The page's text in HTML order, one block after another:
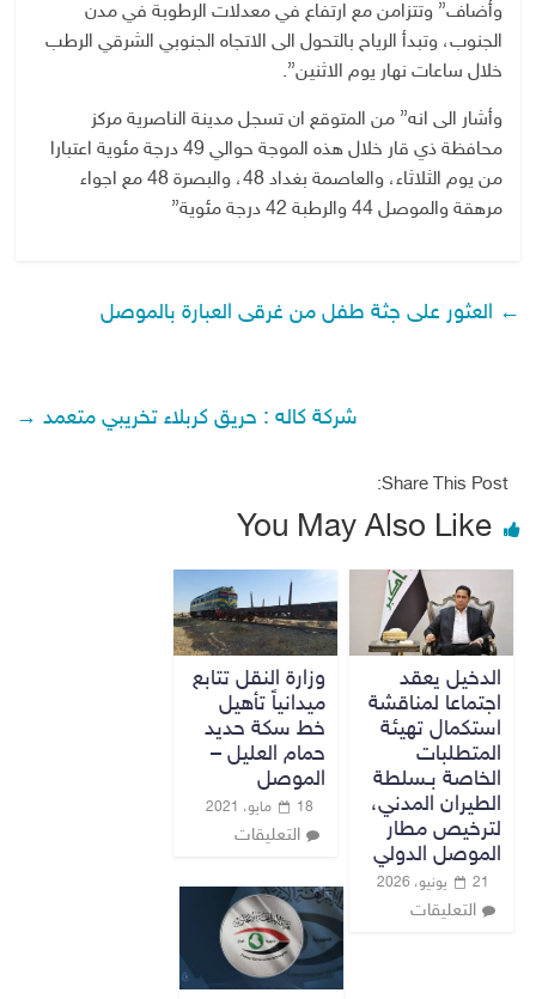
وأضاف” وتتزامن مع ارتفاع في معدلات الرطوبة في مدن
الجنوب، وتبدأ الرياح بالتحول الى الاتجاه الجنوبي الشرقي الرطب
خلال ساعات نهار يوم الاثنين”.
وأشار الى انه” من المتوقع ان تسجل مدينة الناصرية مركز
محافظة ذي قار خلال هذه الموجة حوالي 49 درجة مئوية اعتبارا
من يوم الثلاثاء، والعاصمة بغداد 48، والبصرة 48 مع اجواء
مرهقة والموصل 44 والرطبة 42 درجة مئوية”
← العثور على جثة طفل من غرقى العبارة بالموصل
شركة كاله : حريق كربلاء تخريبي متعمد →
Share This Post:
You May Also Like
الدخيل يعقد
اجتماعا لمناقشة
استكمال تهيئة
المتطلبات
الخاصة بـسلطة
الطيران المدني،
لترخيص مطار
الموصل الدولي
21 يونيو، 2026
التعليقات
وزارة النقل تتابع
ميدانياً تأهيل
خط سكة حديد
حمام العليل –
الموصل
18 مايو، 2021
التعليقات